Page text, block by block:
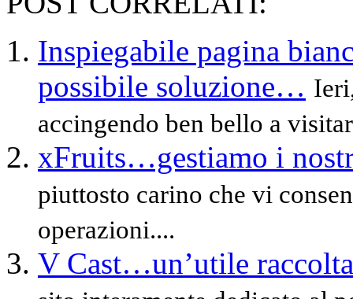
Inspiegabile pagina
possibile soluzione…
accingendo ben bello a
xFruits…gestiamo i
piuttosto carino che vi
operazioni....
V Cast…un’utile